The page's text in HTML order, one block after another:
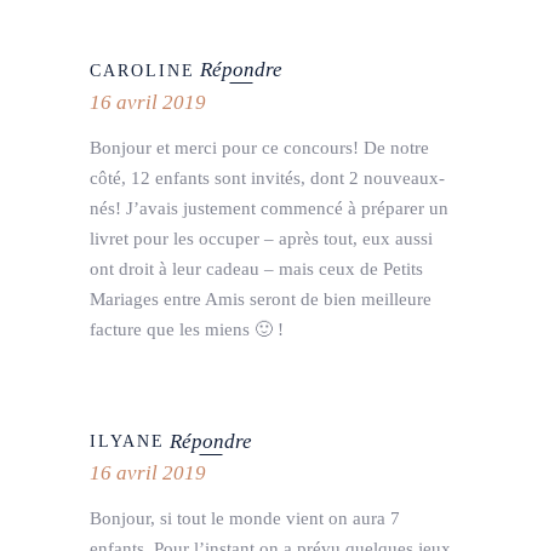
CAROLINE Répondre
16 avril 2019
Bonjour et merci pour ce concours! De notre
côté, 12 enfants sont invités, dont 2 nouveaux-
nés! J’avais justement commencé à préparer un
livret pour les occuper – après tout, eux aussi
ont droit à leur cadeau – mais ceux de Petits
Mariages entre Amis seront de bien meilleure
facture que les miens 🙂 !
ILYANE Répondre
16 avril 2019
Bonjour, si tout le monde vient on aura 7